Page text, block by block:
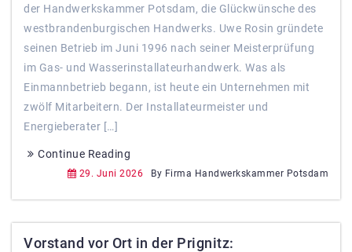
der Handwerkskammer Potsdam, die Glückwünsche des
westbrandenburgischen Handwerks. Uwe Rosin gründete
seinen Betrieb im Juni 1996 nach seiner Meisterprüfung
im Gas- und Wasserinstallateurhandwerk. Was als
Einmannbetrieb begann, ist heute ein Unternehmen mit
zwölf Mitarbeitern. Der Installateurmeister und
Energieberater […]
Continue Reading
29. Juni 2026 By Firma Handwerkskammer Potsdam
Vorstand vor Ort in der Prignitz: